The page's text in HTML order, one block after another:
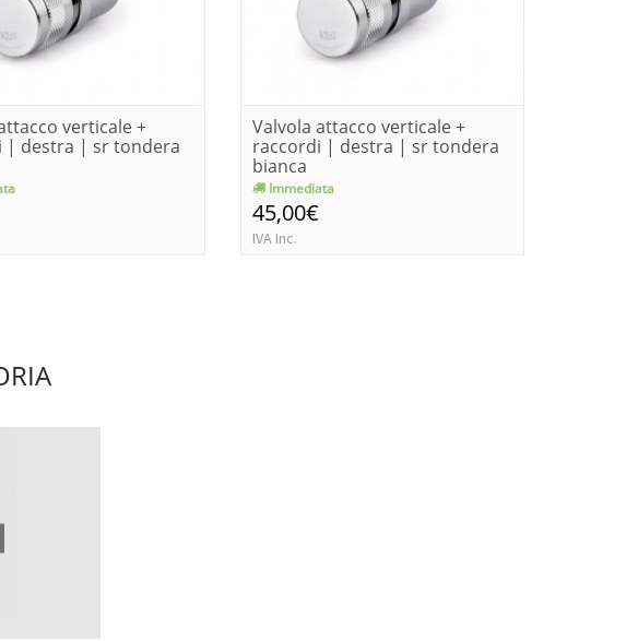
verticale +
| destra | sr tondera
Valvola attacco verticale +
raccordi | destra | sr tondera
bianca
Immediata
45,00€
IVA Inc.